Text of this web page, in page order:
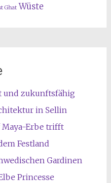
Ghat Wüste
und zukunftsfähig
in Sellin
Erbe trifft
Festland
Gardinen
Princesse